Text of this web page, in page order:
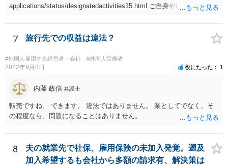
applications/status/designatedactivities15.html ご自身や内定先企業で
いる弁護士や行政書士に相談されるのが良いです。
7 旅行先での収益は違法？
#外国人雇用する経営者・会社 #外国人労働者
2022年9月8日 役にたった 1
内藤 政信 弁護士
転売ですね。 できます。 違法ではありません。 業としてでなく、そ
の程度なら、問題になることはありません。
8
夫の就業先で社保、雇用保険の未加入発覚。遡及
加入希望するも会社から多額の請求有、解決策は